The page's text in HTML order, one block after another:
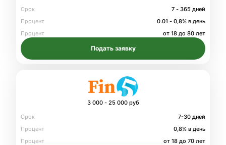
Срок
7 - 365 дней
Процент
0.01 - 0,8% в день
Процент
от 18 до 80 лет
Подать заявку
3 000 - 25 000 руб
Срок
7-30 дней
Процент
0,8% в день
Процент
от 18 до 70 лет